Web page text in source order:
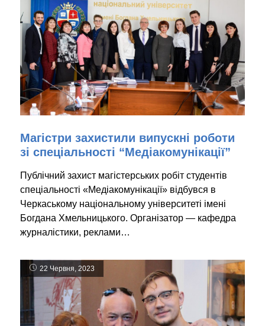
Магістри захистили випускні роботи
зі спеціальності “Медіакомунікації”
Публічний захист магістерських робіт студентів
спеціальності «Медіакомунікації» відбувся в
Черкаському національному університеті імені
Богдана Хмельницького. Організатор — кафедра
журналістики, реклами…
22 Червня, 2023